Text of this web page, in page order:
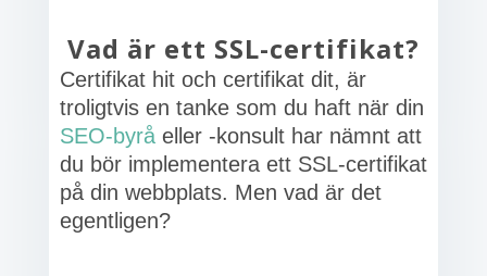
Vad är ett SSL-certifikat?
Certifikat hit och certifikat dit, är
troligtvis en tanke som du haft när din
SEO-byråeller -konsult har nämnt att
du bör implementera ett SSL-certifikat
på din webbplats. Men vad är det
egentligen?